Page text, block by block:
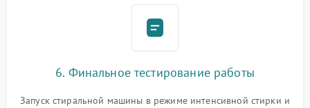
6. Финальное тестирование работы
Запуск стиральной машины в режиме интенсивной стирки и